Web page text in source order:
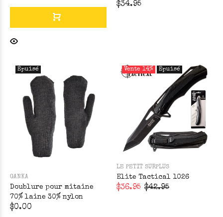
$34.95
Épuisé
GANKA
Doublure pour mitaine
70% laine 30% nylon
$0.00
Vente 14% Épuisé
LE PETIT SURPLUS
Elite Tactical 1026
$36.95 $42.95